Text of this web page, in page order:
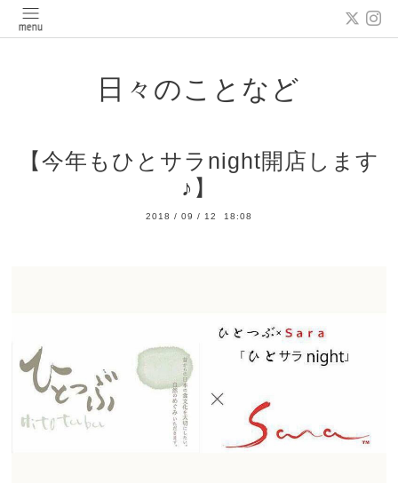
日々のことなど
【今年もひとサラnight開店します
♪】
2018 / 09 / 12 18:08